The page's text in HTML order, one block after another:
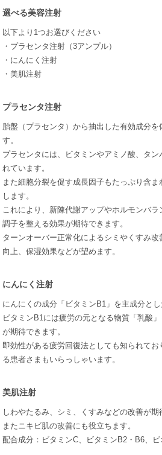
選べる美容注射
以下より1つお選びください
・プラセンタ注射（3アンプル）
・にんにく注射
・美肌注射
プラセンタ注射
胎盤（プラセンタ）から抽出した有効成分
す。
プラセンタには、ビタミンやアミノ酸、タ
れています。
また細胞分裂を促す成長因子もたっぷり含
します。
これにより、新陳代謝アップやホルモンバ
調子を整える効果が期待できます。
ターンオーバー正常化によるシミやくすみ
向上、保湿効果などが望めます。
にんにく注射
にんにくの成分「ビタミンB1」を主成分とし
ビタミンB1には疲労の元となる物質「乳酸
が期待できます。
即効性がある疲労回復法としても知られて
る患者さまもいらっしゃいます。
美肌注射
しわやたるみ、シミ、くすみなどの改善が期
またニキビ肌の改善にも役立ちます。
配合成分：ビタミンC、ビタミンB2・B6、ビ